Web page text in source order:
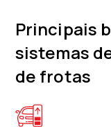
Principais
sistemas
de frotas